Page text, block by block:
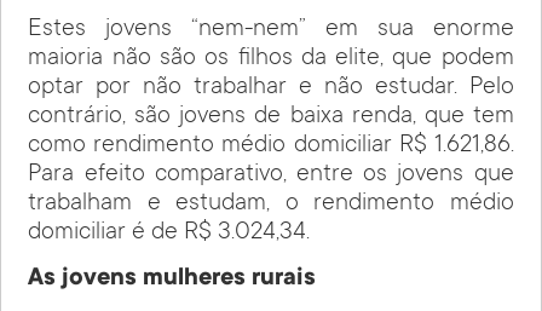
Estes jovens “nem-nem” em sua enorme
maioria não são os filhos da elite, que podem
optar por não trabalhar e não estudar. Pelo
contrário, são jovens de baixa renda, que tem
como rendimento médio domiciliar R$ 1.621,86.
Para efeito comparativo, entre os jovens que
trabalham e estudam, o rendimento médio
domiciliar é de R$ 3.024,34.
As jovens mulheres rurais